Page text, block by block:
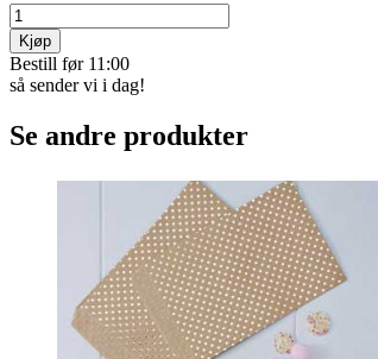
Kjøp
Bestill før 11:00
så sender vi i dag!
Se andre produkter